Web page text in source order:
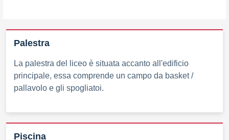
Palestra
La palestra del liceo è situata accanto all'edificio
principale, essa comprende un campo da basket /
pallavolo e gli spogliatoi.
Piscina